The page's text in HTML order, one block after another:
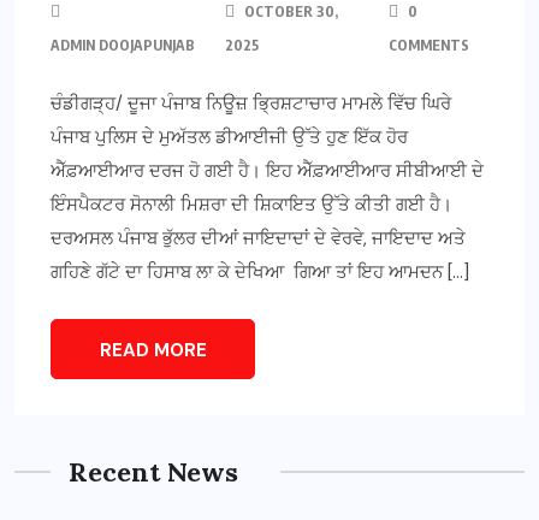
ADMIN DOOJAPUNJAB
OCTOBER 30,
2025
0
COMMENTS
ਚੰਡੀਗੜ੍ਹ/ ਦੂਜਾ ਪੰਜਾਬ ਨਿਊਜ਼ ਭ੍ਰਿਸ਼ਟਾਚਾਰ ਮਾਮਲੇ ਵਿੱਚ ਘਿਰੇ
ਪੰਜਾਬ ਪੁਲਿਸ ਦੇ ਮੁਅੱਤਲ ਡੀਆਈਜੀ ਉੱਤੇ ਹੁਣ ਇੱਕ ਹੋਰ
ਐੱਫ਼ਆਈਆਰ ਦਰਜ ਹੋ ਗਈ ਹੈ। ਇਹ ਐੱਫ਼ਆਈਆਰ ਸੀਬੀਆਈ ਦੇ
ਇੰਸਪੈਕਟਰ ਸੋਨਾਲੀ ਮਿਸ਼ਰਾ ਦੀ ਸ਼ਿਕਾਇਤ ਉੱਤੇ ਕੀਤੀ ਗਈ ਹੈ।
ਦਰਅਸਲ ਪੰਜਾਬ ਭੁੱਲਰ ਦੀਆਂ ਜਾਇਦਾਦਾਂ ਦੇ ਵੇਰਵੇ, ਜਾਇਦਾਦ ਅਤੇ
ਗਹਿਣੇ ਗੱਟੇ ਦਾ ਹਿਸਾਬ ਲਾ ਕੇ ਦੇਖਿਆ ਗਿਆ ਤਾਂ ਇਹ ਆਮਦਨ […]
READ MORE
Recent News